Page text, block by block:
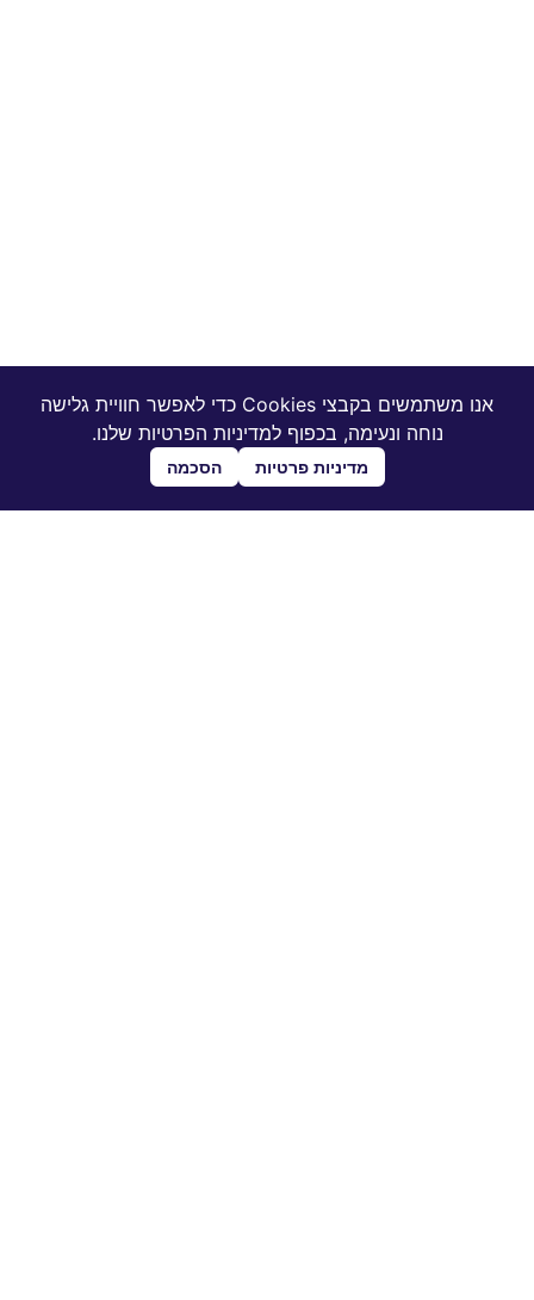
אנו משתמשים בקבצי Cookies כדי לאפשר חוויית גלישה
נוחה ונעימה, בכפוף למדיניות הפרטיות שלנו.
מדיניות פרטיות הסכמה